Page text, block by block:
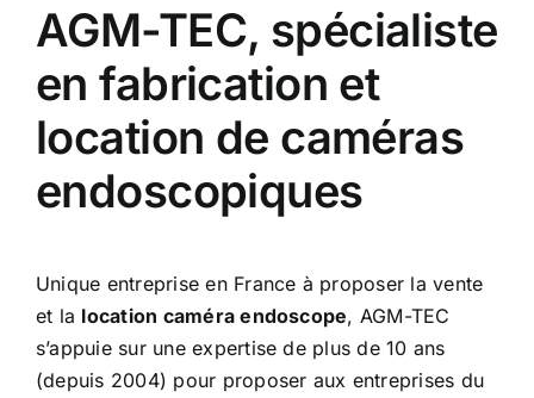
AGM-TEC, spécialiste
en fabrication et
location de caméras
endoscopiques
Unique entreprise en France à proposer la vente
et la location caméra endoscope, AGM-TEC
s’appuie sur une expertise de plus de 10 ans
(depuis 2004) pour proposer aux entreprises du